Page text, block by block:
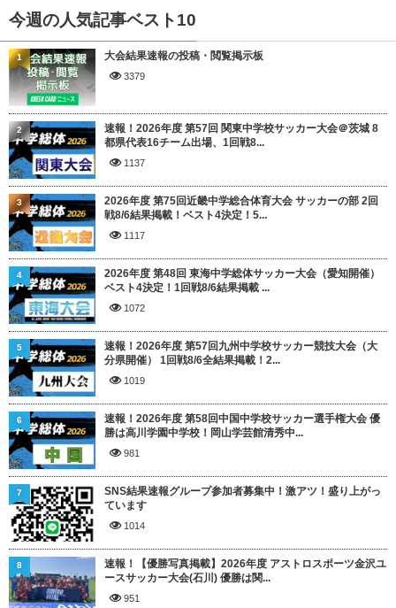
今週の人気記事ベスト10
大会結果速報の投稿・閲覧掲示板
3379
1
速報！2026年度 第57回 関東中学校サッカー大会＠茨城 8
都県代表16チーム出場、1回戦8...
1137
2
2026年度 第75回近畿中学総合体育大会 サッカーの部 2回
戦8/6結果掲載！ベスト4決定！5...
1117
3
2026年度 第48回 東海中学総体サッカー大会（愛知開催）
ベスト4決定！1回戦8/6結果掲載 ...
1072
4
速報！2026年度 第57回九州中学校サッカー競技大会（大
分県開催） 1回戦8/6全結果掲載！2...
1019
5
速報！2026年度 第58回中国中学校サッカー選手権大会 優
勝は高川学園中学校！岡山学芸館清秀中...
981
6
SNS結果速報グループ参加者募集中！激アツ！盛り上がっ
ています
1014
7
速報！【優勝写真掲載】2026年度 アストロスポーツ金沢ユ
ースサッカー大会(石川) 優勝は関...
951
8